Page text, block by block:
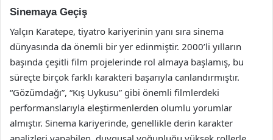
Sinemaya Geçiş
Yalçın Karatepe, tiyatro kariyerinin yanı sıra sinema
dünyasında da önemli bir yer edinmiştir. 2000’li yılların
başında çeşitli film projelerinde rol almaya başlamış, bu
süreçte birçok farklı karakteri başarıyla canlandırmıştır.
“Gözümdağı”, “Kış Uykusu” gibi önemli filmlerdeki
performanslarıyla eleştirmenlerden olumlu yorumlar
almıştır. Sinema kariyerinde, genellikle derin karakter